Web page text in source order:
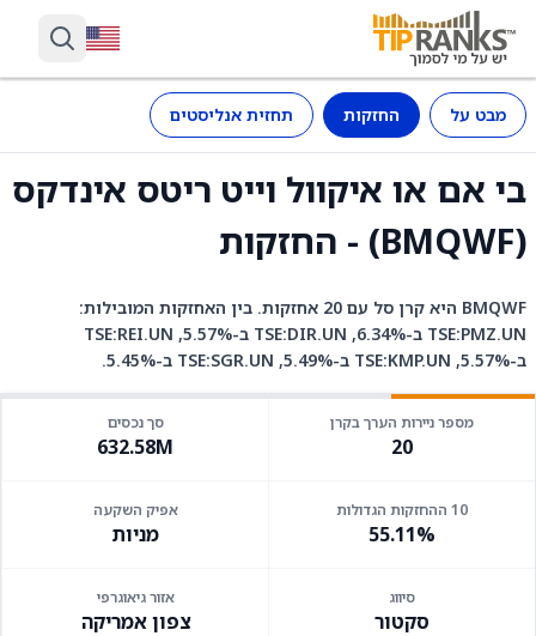
מבט על החזקות תחזית אנליסטים
בי אם או איקוול וייט ריטס אינדקס
(BMQWF) - החזקות
BMQWF היא קרן סל עם 20 אחזקות. בין האחזקות המובילות:
TSE:PMZ.UN ב-6.34%, TSE:DIR.UN ב-5.57%, TSE:REI.UN
ב-5.57%, TSE:KMP.UN ב-5.49%, TSE:SGR.UN ב-5.45%.
מספר ניירות הערך בקרן
20
סך נכסים
632.58M
10 ההחזקות הגדולות
55.11%
אפיק השקעה
מניות
סיווג
סקטור
אזור גיאוגרפי
צפון אמריקה